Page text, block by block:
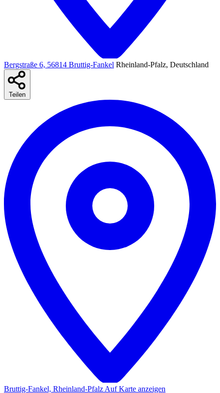
Bergstraße 6, 56814 Bruttig-Fankel‎ Rheinland-Pfalz, Deutschland
Teilen
Bruttig-Fankel‎, Rheinland-Pfalz Auf Karte anzeigen